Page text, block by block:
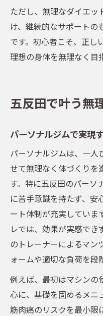
ただし、無理なダイエッ
け、継続的なサポートの
です。初心者こそ、正し
理想の身体を無理なく目
五反田で叶う無
パーソナルジムで実現
パーソナルジムは、一人
せて無理なく体づくりを
す。特に五反田のパーソ
に苦手意識を持たず、安
ート体制が充実していま
レでは、効果が実感でき
のトレーナーによるマン
ォームや適切な負荷を段
例えば、最初はマシンの
心に、基礎を固めるメニ
筋肉痛のリスクを最小限